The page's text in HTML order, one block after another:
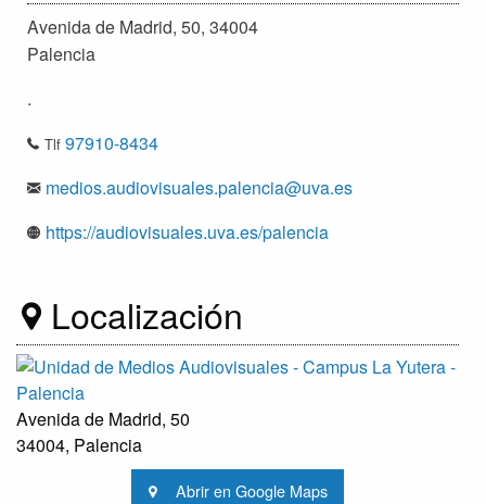
Avenida de Madrid, 50, 34004
Palencia
.
Tlf 97910-8434
medios.audiovisuales.palencia@uva.es
https://audiovisuales.uva.es/palencia
Localización
Avenida de Madrid, 50
34004, Palencia
Abrir en Google Maps